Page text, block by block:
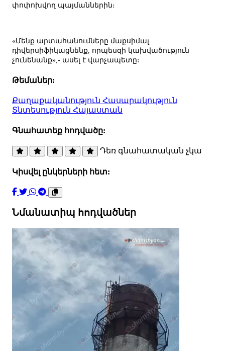
փոփոխվող պայմաններին։
«Մենք արտահանումները մաքսիմալ
դիվերսիֆիկացնենք, որպեսզի կախվածություն
չունենանք»,- ասել է վարչապետը։
Թեմաներ:
Քաղաքականություն Հասարակություն
Տնտեսություն Հայաստան
Գնահատեք հոդվածը:
Դեռ գնահատական չկա
Կիսվել ընկերների հետ:
Նմանատիպ հոդվածներ